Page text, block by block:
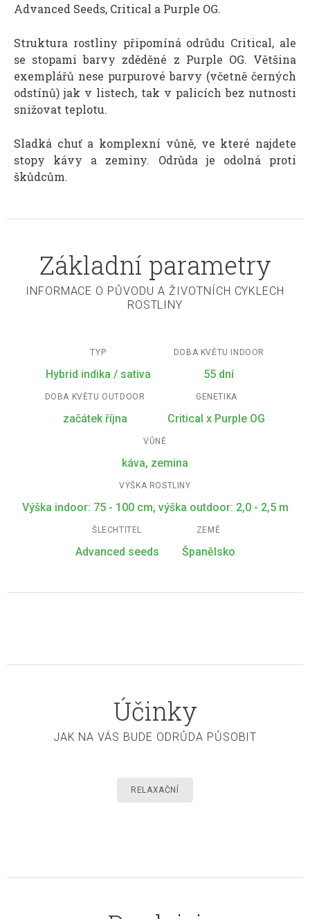
Advanced Seeds, Critical a Purple OG.
Struktura rostliny připomíná odrůdu Critical, ale
se stopami barvy zděděné z Purple OG. Většina
exemplářů nese purpurové barvy (včetně černých
odstínů) jak v listech, tak v palicích bez nutnosti
snižovat teplotu.
Sladká chuť a komplexní vůně, ve které najdete
stopy kávy a zeminy. Odrůda je odolná proti
škůdcům.
Základní parametry
INFORMACE O PŮVODU A ŽIVOTNÍCH CYKLECH
ROSTLINY
TYP
Hybrid indika / sativa
DOBA KVĚTU INDOOR
55 dní
DOBA KVĚTU OUTDOOR
začátek října
GENETIKA
Critical x Purple OG
VŮNĚ
káva, zemina
VÝŠKA ROSTLINY
Výška indoor: 75 - 100 cm, výška outdoor: 2,0 - 2,5 m
ŠLECHTITEL
Advanced seeds
ZEMĚ
Španělsko
Účinky
JAK NA VÁS BUDE ODRŮDA PŮSOBIT
RELAXAČNÍ